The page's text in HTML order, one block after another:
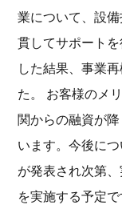
業について、設
貫してサポート
した結果、事業
た。 お客様のメ
関からの融資が
います。今後に
が発表され次第
を実施する予定